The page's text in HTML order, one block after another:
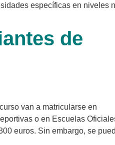
específicas en niveles
de
van a matricularse en
o en Escuelas
euros. Sin embargo, se